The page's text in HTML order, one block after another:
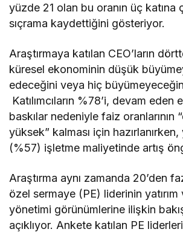
yüzde 21 olan bu oranın üç katına
sıçrama kaydettiğini gösteriyor.
Araştırmaya katılan CEO’ların
küresel ekonominin düşük
edeceğini veya hiç
Katılımcıların %78’i, devam
baskılar nedeniyle faiz oranlarının
yüksek” kalması için hazırlanırken,
(%57) işletme maliyetinde artış
Araştırma aynı zamanda 20’den
özel sermaye (PE) liderinin
yönetimi görünümlerine ilişkin bakış
açıklıyor. Ankete katılan PE